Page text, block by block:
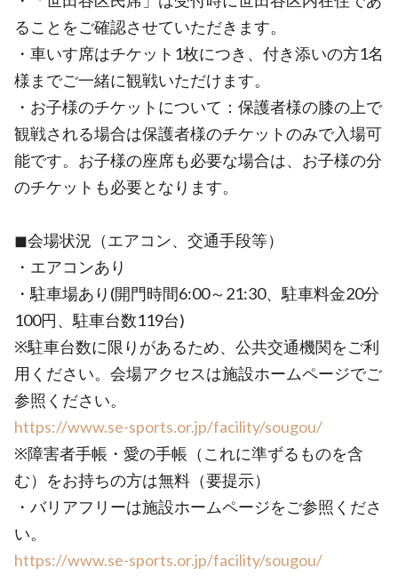
ることをご確認させていただきます。
・車いす席はチケット1枚につき、付き添いの方1名
様までご一緒に観戦いただけます。
・お子様のチケットについて：保護者様の膝の上で
観戦される場合は保護者様のチケットのみで入場可
能です。お子様の座席も必要な場合は、お子様の分
のチケットも必要となります。
◼︎会場状況（エアコン、交通手段等）
・エアコンあり
・駐車場あり(開門時間6:00～21:30、駐車料金20分
100円、駐車台数119台)
※駐車台数に限りがあるため、公共交通機関をご利
用ください。会場アクセスは施設ホームページでご
参照ください。
https://www.se-sports.or.jp/facility/sougou/
※障害者手帳・愛の手帳（これに準ずるものを含
む）をお持ちの方は無料（要提示）
・バリアフリーは施設ホームページをご参照くださ
い。
https://www.se-sports.or.jp/facility/sougou/